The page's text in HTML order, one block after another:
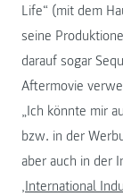
Life“ (mit dem
seine
darauf sogar
Aftermovie
„Ich könnte mir
bzw. in der
aber auch in der
‚International